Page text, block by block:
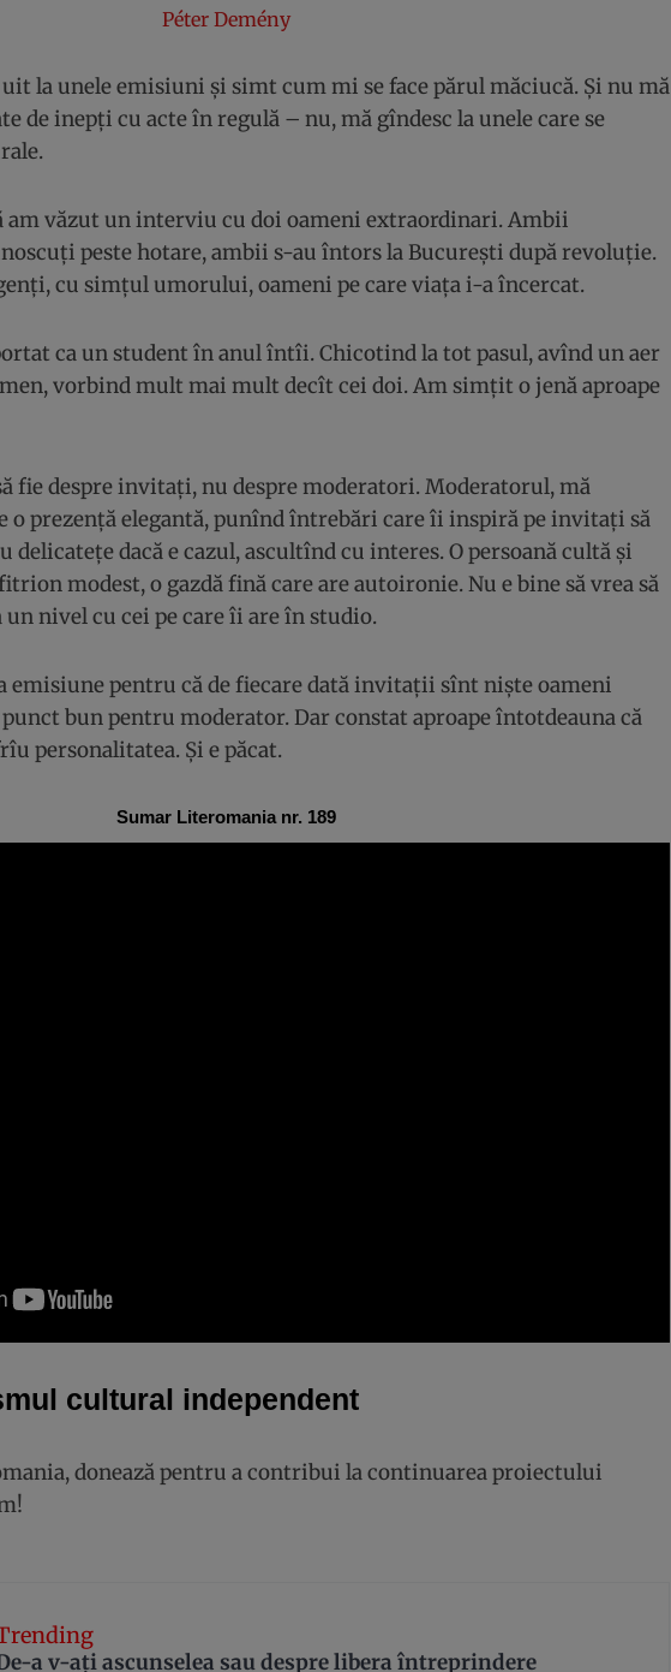
Péter Demény
la unele emisiuni și simt cum mi se face părul măciucă. Și nu mă
de inepți cu acte în regulă – nu, mă gîndesc la unele care se
am văzut un interviu cu doi oameni extraordinari. Ambii
peste hotare, ambii s-au întors la București după revoluție.
cu simțul umorului, oameni pe care viața i-a încercat.
ca un student în anul întîi. Chicotind la tot pasul, avînd un aer
vorbind mult mai mult decît cei doi. Am simțit o jenă aproape
fie despre invitați, nu despre moderatori. Moderatorul, mă
o prezență elegantă, punînd întrebări care îi inspiră pe invitați să
delicatețe dacă e cazul, ascultînd cu interes. O persoană cultă și
modest, o gazdă fină care are autoironie. Nu e bine să vrea să
un nivel cu cei pe care îi are în studio.
emisiune pentru că de fiecare dată invitații sînt niște oameni
punct bun pentru moderator. Dar constat aproape întotdeauna că
personalitatea. Și e păcat.
Sumar Literomania nr. 189
cultural independent
donează pentru a contribui la continuarea proiectului
a v-aţi ascunselea sau despre libera întreprindere